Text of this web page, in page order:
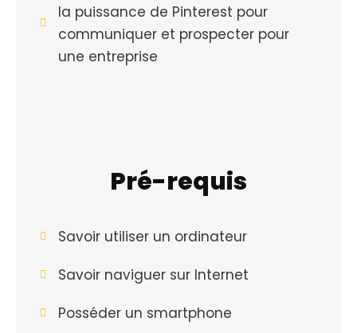
la puissance de Pinterest pour
communiquer et prospecter pour
une entreprise
Pré-requis
Savoir utiliser un ordinateur
Savoir naviguer sur Internet
Posséder un smartphone